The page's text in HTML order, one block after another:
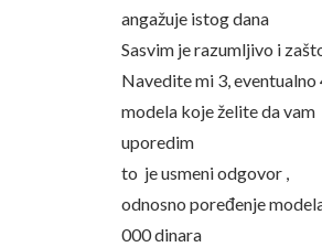
angažuje istog dana
Sasvim je razumljivo i
Navedite mi 3, eventualno
modela koje želite da vam
uporedim
to je usmeni odgovor ,
odnosno poređenje
000 dinara